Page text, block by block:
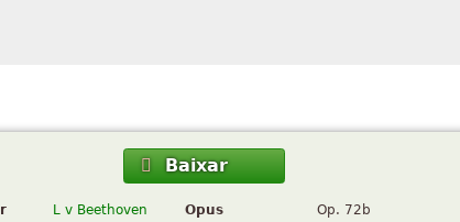
Baixar
L v Beethoven Opus
Op. 72b